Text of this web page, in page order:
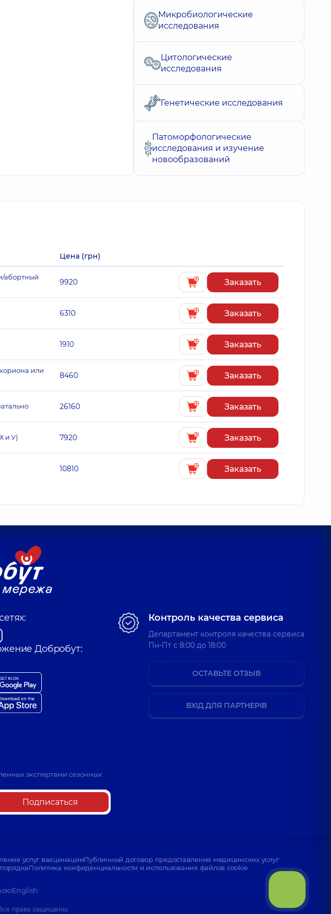
Микробиологические
исследования
Цитологические
исследования
Генетические исследования
Патоморфологические
исследования и изучение
новообразований
Цена (грн)
абортный
9920 Заказать
6310 Заказать
1910 Заказать
или
8460 Заказать
26160 Заказать
и У) 7920 Заказать
10810 Заказать
Добробут:
экспертами сезонных
Подписаться
Контроль качества сервиса
Департамент контроля качества сервиса
Пн-Пт c 8:00 до 18:00
ОСТАВЬТЕ ОТЗЫВ
ВХІД ДЛЯ ПАРТНЕРІВ
услуг вакцинацииПубличный договор предоставления медицинских услуг
Политика конфиденциальности и использования файлов cookie
English
права защищены